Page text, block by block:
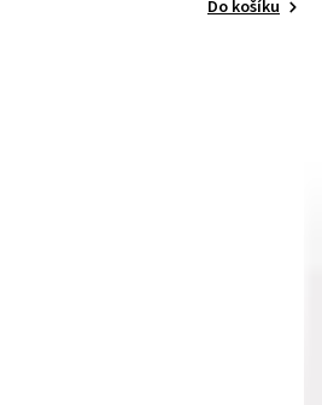
Do košíku